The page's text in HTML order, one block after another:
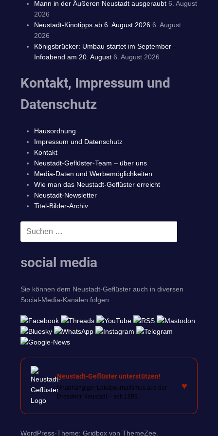
Mann in der Äußeren Neustadt ausgeraubt 6. August
2026
Neustadt-Kinotipps ab 6. August 2026 6. August
2026
Königsbrücker: Umbau startet im September –
Infoabend am 20. August 6. August 2026
Kontakt, Impressum und
Datenschutz
Hausordnung
Impressum und Datenschutz
Kontakt
Neustadt-Geflüster-Team – über uns
Media-Daten und Werbemöglichkeiten
Wie man das Neustadt-Geflüster erreicht
Neustadt-Newsletter
Titel-Bilder-Archiv
Suchen
social media
Sie können dem Neustadt-Geflüster auch in diversen
Social-Media-Kanälen folgen.
Neustadt-Geflüster unterstützen!
Unabhängiger Lokaljournalismus aus der
Dresdner Neustadt – seit 1999.
♥
WordPress-Theme: Gridbox von ThemeZee.